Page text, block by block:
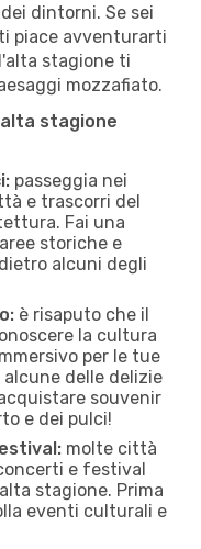
dintorni. Se sei
piace avventurarti
stagione ti
mozzafiato.
stagione
passeggia nei
e trascorri del
Fai una
storiche e
alcuni degli
è risaputo che il
la cultura
per le tue
delle delizie
souvenir
e dei pulci!
molte città
e festival
stagione. Prima
eventi culturali e